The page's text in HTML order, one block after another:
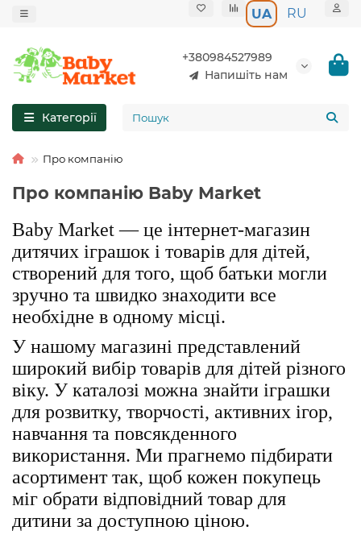
UA RU
+380984527989
Напишіть нам
Категорії
Про компанію
Про компанію Baby Market
Baby Market — це інтернет-магазин
дитячих іграшок і товарів для дітей,
створений для того, щоб батьки могли
зручно та швидко знаходити все
необхідне в одному місці.
У нашому магазині представлений
широкий вибір товарів для дітей різного
віку. У каталозі можна знайти іграшки
для розвитку, творчості, активних ігор,
навчання та повсякденного
використання. Ми прагнемо підбирати
асортимент так, щоб кожен покупець
міг обрати відповідний товар для
дитини за доступною ціною.